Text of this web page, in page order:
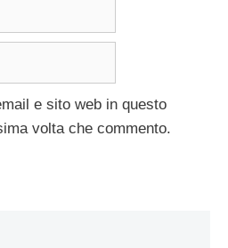
e sito web in questo
volta che commento.